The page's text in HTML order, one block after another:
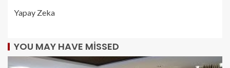
Yapay Zeka
YOU MAY HAVE MISSED